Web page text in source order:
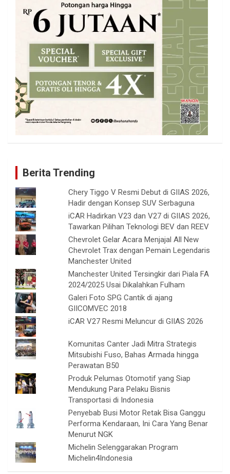
Berita Trending
Chery Tiggo V Resmi Debut di GIIAS 2026,
Hadir dengan Konsep SUV Serbaguna
iCAR Hadirkan V23 dan V27 di GIIAS 2026,
Tawarkan Pilihan Teknologi BEV dan REEV
Chevrolet Gelar Acara Menjajal All New
Chevrolet Trax dengan Pemain Legendaris
Manchester United
Manchester United Tersingkir dari Piala FA
2024/2025 Usai Dikalahkan Fulham
Galeri Foto SPG Cantik di ajang
GIICOMVEC 2018
iCAR V27 Resmi Meluncur di GIIAS 2026
Komunitas Canter Jadi Mitra Strategis
Mitsubishi Fuso, Bahas Armada hingga
Perawatan B50
Produk Pelumas Otomotif yang Siap
Mendukung Para Pelaku Bisnis
Transportasi di Indonesia
Penyebab Busi Motor Retak Bisa Ganggu
Performa Kendaraan, Ini Cara Yang Benar
Menurut NGK
Michelin Selenggarakan Program
Michelin4Indonesia